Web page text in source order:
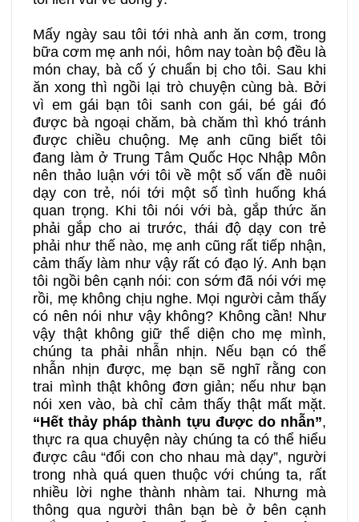
Mấy ngày sau tôi tới nhà anh ăn cơm, trong
bữa cơm mẹ anh nói, hôm nay toàn bộ đều là
món chay, bà cố ý chuẩn bị cho tôi. Sau khi
ăn xong thì ngồi lại trò chuyện cùng bà. Bởi
vì em gái bạn tôi sanh con gái, bé gái đó
được bà ngoại chăm, bà chăm thì khó tránh
được chiều chuộng. Mẹ anh cũng biết tôi
đang làm ở Trung Tâm Quốc Học Nhập Môn
nên thảo luận với tôi về một số vấn đề nuôi
dạy con trẻ, nói tới một số tình huống khá
quan trọng. Khi tôi nói với bà, gắp thức ăn
phải gắp cho ai trước, thái độ dạy con trẻ
phải như thế nào, mẹ anh cũng rất tiếp nhận,
cảm thấy làm như vậy rất có đạo lý. Anh bạn
tôi ngồi bên cạnh nói: con sớm đã nói với mẹ
rồi, mẹ không chịu nghe. Mọi người cảm thấy
có nên nói như vậy không? Không cần! Như
vậy thật không giữ thể diện cho mẹ mình,
chúng ta phải nhẫn nhịn. Nếu bạn có thể
nhẫn nhịn được, mẹ bạn sẽ nghĩ rằng con
trai mình thật không đơn giản; nếu như bạn
nói xen vào, bà chỉ cảm thấy thật mất mặt.
“Hết thảy pháp thành tựu được do nhẫn”,
thực ra qua chuyện này chúng ta có thể hiểu
được câu “đổi con cho nhau mà dạy”, người
trong nhà quá quen thuộc với chúng ta, rất
nhiều lời nghe thành nhàm tai. Nhưng mà
thông qua người thân bạn bè ở bên cạnh